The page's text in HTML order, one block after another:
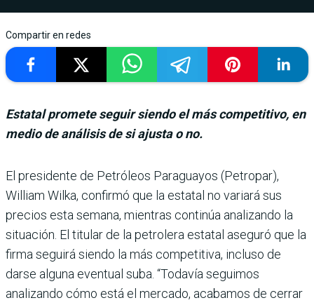
Compartir en redes
Estatal promete seguir siendo el más competitivo, en
medio de análisis de si ajusta o no.
El presidente de Petróleos Paraguayos (Petropar),
William Wilka, confirmó que la estatal no variará sus
precios esta semana, mien­tras continúa analizando la
situación. El titular de la petrolera estatal aseguró que la
firma seguirá siendo la más competitiva, incluso de
darse alguna eventual suba. “Toda­vía seguimos
analizando cómo está el mercado, aca­bamos de cerrar